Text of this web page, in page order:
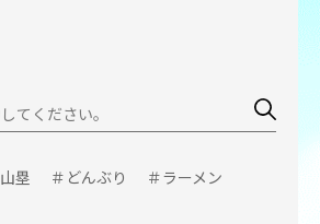
塁 ＃どんぶり
＃ラーメン